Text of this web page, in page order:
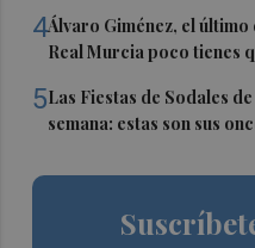
4Álvaro Giménez, el
Real Murcia poco tienes
5Las Fiestas de Sodales
semana: estas son sus